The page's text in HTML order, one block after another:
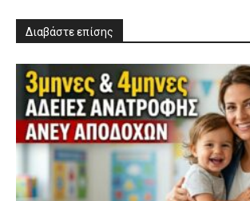
Διαβάστε επίσης